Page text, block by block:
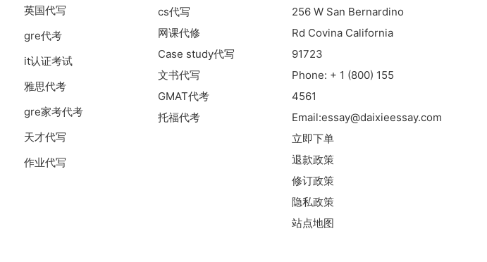
英国代写
gre代考
it认证考试
雅思代考
gre家考代考
天才代写
作业代写
cs代写
网课代修
Case study代写
文书代写
GMAT代考
托福代考
256 W San Bernardino
Rd Covina California
91723
Phone: + 1 (800) 155
4561
Email:essay@daixieessay.com
立即下单
退款政策
修订政策
隐私政策
站点地图